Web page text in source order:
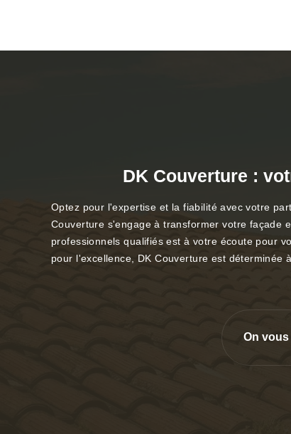
DK Couverture :
Optez pour l'expertise et la fiabilité avec votre
Couverture s'engage à transformer votre façade
professionnels qualifiés est à votre écoute pour
pour l'excellence, DK Couverture est déterminée
On